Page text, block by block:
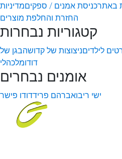
באתרכניסת אמנים / ספקיםמדיניות
החזרת והחלפת מוצרים
קטגוריות נבחרות
לילדיםניצוצות של קדושהבגן של
דודומלכהלי
אומנים נבחרים
ישי ריבואברהם פרידדודו פישר